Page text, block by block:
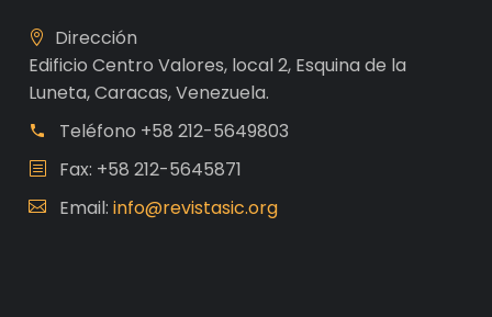
Dirección
Edificio Centro Valores, local 2, Esquina de la
Luneta, Caracas, Venezuela.
Teléfono +58 212-5649803
Fax: +58 212-5645871
Email: info@revistasic.org